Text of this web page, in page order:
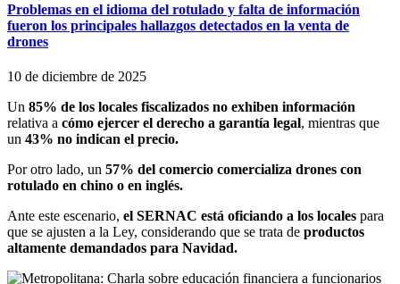
Problemas en el idioma del rotulado y falta de información
fueron los principales hallazgos detectados en la venta de
drones
10 de diciembre de 2025
Un 85% de los locales fiscalizados no exhiben información
relativa a cómo ejercer el derecho a garantía legal, mientras que
un 43% no indican el precio.
Por otro lado, un 57% del comercio comercializa drones con
rotulado en chino o en inglés.
Ante este escenario, el SERNAC está oficiando a los locales para
que se ajusten a la Ley, considerando que se trata de productos
altamente demandados para Navidad.